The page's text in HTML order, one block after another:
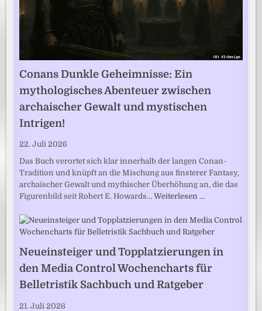
Conans Dunkle Geheimnisse: Ein
mythologisches Abenteuer zwischen
archaischer Gewalt und mystischen
Intrigen!
22. Juli 2026
Das Buch verortet sich klar innerhalb der langen Conan-
Tradition und knüpft an die Mischung aus finsterer Fantasy,
archaischer Gewalt und mythischer Überhöhung an, die das
Figurenbild seit Robert E. Howards…Weiterlesen …
Neueinsteiger und Topplatzierungen in
den Media Control Wochencharts für
Belletristik Sachbuch und Ratgeber
21. Juli 2026